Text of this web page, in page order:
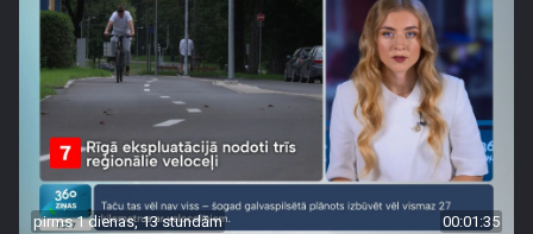
pirms 1 dienas, 13 stundām 00:01:35